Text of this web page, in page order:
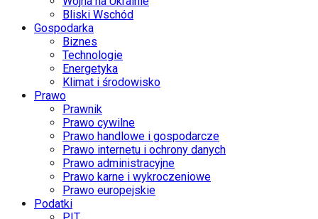
Bliski Wschód
Gospodarka
Biznes
Technologie
Energetyka
Klimat i środowisko
Prawo
Prawnik
Prawo cywilne
Prawo handlowe i gospodarcze
Prawo internetu i ochrony danych
Prawo administracyjne
Prawo karne i wykroczeniowe
Prawo europejskie
Podatki